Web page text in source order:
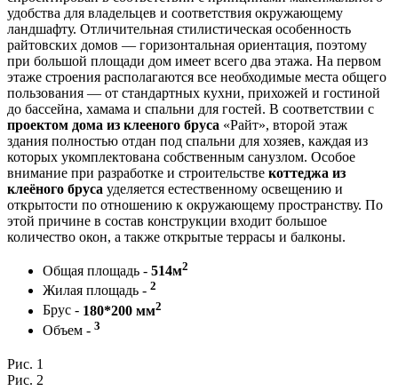
удобства для владельцев и соответствия окружающему
ландшафту. Отличительная стилистическая особенность
райтовских домов — горизонтальная ориентация, поэтому
при большой площади дом имеет всего два этажа. На первом
этаже строения располагаются все необходимые места общего
пользования — от стандартных кухни, прихожей и гостиной
до бассейна, хамама и спальни для гостей. В соответствии с
проектом дома из клееного бруса «Райт», второй этаж
здания полностью отдан под спальни для хозяев, каждая из
которых укомплектована собственным санузлом. Особое
внимание при разработке и строительстве коттеджа из
клеёного бруса уделяется естественному освещению и
открытости по отношению к окружающему пространству. По
этой причине в состав конструкции входит большое
количество окон, а также открытые террасы и балконы.
Общая площадь - 514м2
Жилая площадь - 2
Брус - 180*200 мм2
Объем - 3
Рис. 1
Рис. 2